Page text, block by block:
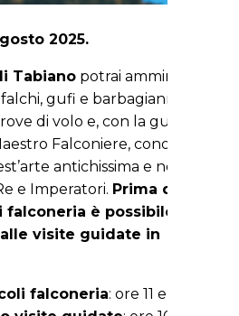
2025.
Tabiano potrai ammirare da
gufi e barbagianni,
di volo e, con la guida di
Falconiere, conoscere i
antichissima e nobile,
e Imperatori. Prima degli
è possibile
visite guidate in
falconeria: ore 11 e ore 17